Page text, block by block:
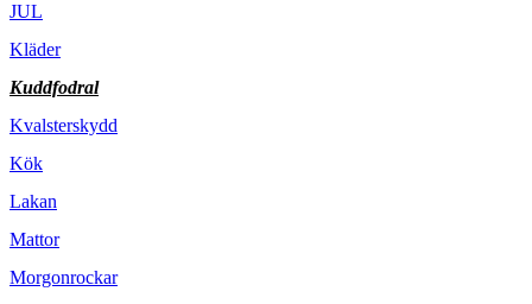
JUL
Kläder
Kuddfodral
Kvalsterskydd
Kök
Lakan
Mattor
Morgonrockar